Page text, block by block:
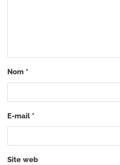
Nom *
E-mail *
Site web